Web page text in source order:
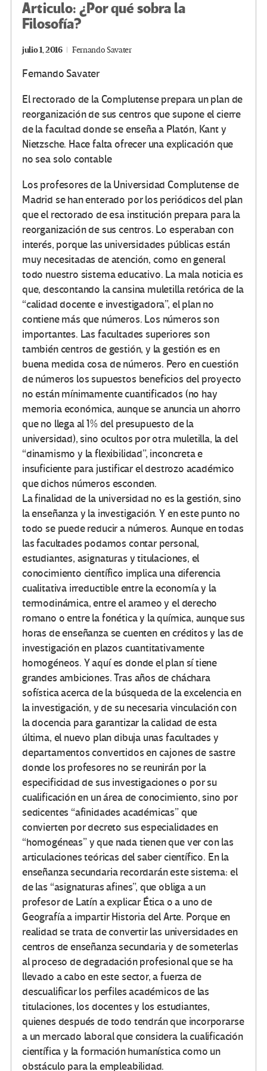
Articulo: ¿Por qué sobra la
Filosofía?
julio 1, 2016 Fernando Savater
Fernando Savater
El rectorado de la Complutense prepara un plan de
reorganización de sus centros que supone el cierre
de la facultad donde se enseña a Platón, Kant y
Nietzsche. Hace falta ofrecer una explicación que
no sea solo contable
Los profesores de la Universidad Complutense de
Madrid se han enterado por los periódicos del plan
que el rectorado de esa institución prepara para la
reorganización de sus centros. Lo esperaban con
interés, porque las universidades públicas están
muy necesitadas de atención, como en general
todo nuestro sistema educativo. La mala noticia es
que, descontando la cansina muletilla retórica de la
“calidad docente e investigadora”, el plan no
contiene más que números. Los números son
importantes. Las facultades superiores son
también centros de gestión, y la gestión es en
buena medida cosa de números. Pero en cuestión
de números los supuestos beneficios del proyecto
no están mínimamente cuantificados (no hay
memoria económica, aunque se anuncia un ahorro
que no llega al 1% del presupuesto de la
universidad), sino ocultos por otra muletilla, la del
“dinamismo y la flexibilidad”, inconcreta e
insuficiente para justificar el destrozo académico
que dichos números esconden.
La finalidad de la universidad no es la gestión, sino
la enseñanza y la investigación. Y en este punto no
todo se puede reducir a números. Aunque en todas
las facultades podamos contar personal,
estudiantes, asignaturas y titulaciones, el
conocimiento científico implica una diferencia
cualitativa irreductible entre la economía y la
termodinámica, entre el arameo y el derecho
romano o entre la fonética y la química, aunque sus
horas de enseñanza se cuenten en créditos y las de
investigación en plazos cuantitativamente
homogéneos. Y aquí es donde el plan sí tiene
grandes ambiciones. Tras años de cháchara
sofística acerca de la búsqueda de la excelencia en
la investigación, y de su necesaria vinculación con
la docencia para garantizar la calidad de esta
última, el nuevo plan dibuja unas facultades y
departamentos convertidos en cajones de sastre
donde los profesores no se reunirán por la
especificidad de sus investigaciones o por su
cualificación en un área de conocimiento, sino por
sedicentes “afinidades académicas” que
convierten por decreto sus especialidades en
“homogéneas” y que nada tienen que ver con las
articulaciones teóricas del saber científico. En la
enseñanza secundaria recordarán este sistema: el
de las “asignaturas afines”, que obliga a un
profesor de Latín a explicar Ética o a uno de
Geografía a impartir Historia del Arte. Porque en
realidad se trata de convertir las universidades en
centros de enseñanza secundaria y de someterlas
al proceso de degradación profesional que se ha
llevado a cabo en este sector, a fuerza de
descualificar los perfiles académicos de las
titulaciones, los docentes y los estudiantes,
quienes después de todo tendrán que incorporarse
a un mercado laboral que considera la cualificación
científica y la formación humanística como un
obstáculo para la empleabilidad.